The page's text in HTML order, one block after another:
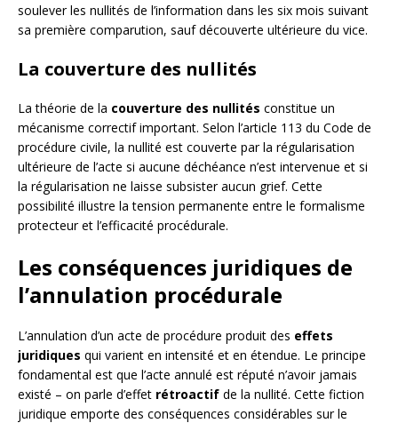
soulever les nullités de l’information dans les six mois suivant
sa première comparution, sauf découverte ultérieure du vice.
La couverture des nullités
La théorie de la couverture des nullités constitue un
mécanisme correctif important. Selon l’article 113 du Code de
procédure civile, la nullité est couverte par la régularisation
ultérieure de l’acte si aucune déchéance n’est intervenue et si
la régularisation ne laisse subsister aucun grief. Cette
possibilité illustre la tension permanente entre le formalisme
protecteur et l’efficacité procédurale.
Les conséquences juridiques de
l’annulation procédurale
L’annulation d’un acte de procédure produit des effets
juridiques qui varient en intensité et en étendue. Le principe
fondamental est que l’acte annulé est réputé n’avoir jamais
existé – on parle d’effet rétroactif de la nullité. Cette fiction
juridique emporte des conséquences considérables sur le